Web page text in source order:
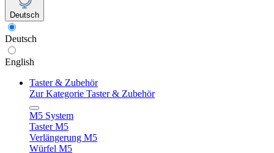
Deutsch
Deutsch
English
Taster & Zubehör
Zur Kategorie Taster & Zubehör
M5 System
Taster M5
Verlängerung M5
Würfel M5